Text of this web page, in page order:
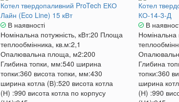
Котел твердопаливний ProTech ЕКО
Лайн (Eco Line) 15 кВт
В наявності
Номінальна потужність, кВт:20 Площа
теплообмінника, кв.м:2,1
Опалювальна площа, м2:200
Глибина топки, мм:540 ширина
топки:360 висота топки, мм:430
ширина котла (В):520 висота котла
(Н) :990 висота котла по корпусу
Котел
КО-14-3-Д
В
Номінальна
Глибина
топки:360
ширина
(Н) :990